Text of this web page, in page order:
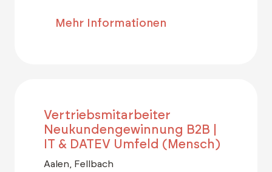
Mehr Informationen
Vertriebsmitarbeiter
Neukundengewinnung B2B |
IT & DATEV Umfeld (Mensch)
Aalen, Fellbach